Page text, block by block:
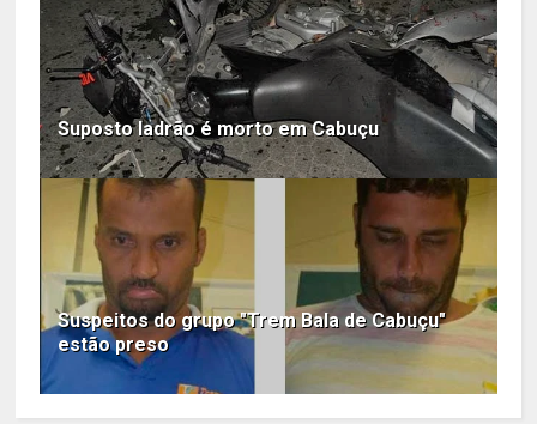
Suposto ladrão é morto em Cabuçu
Suspeitos do grupo "Trem Bala de Cabuçu"
estão preso